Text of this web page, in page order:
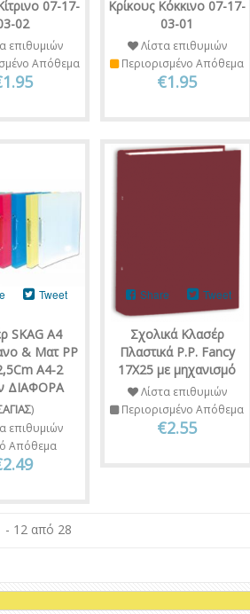
07-17-
02
επιθυμιών
Απόθεμα
Κρίκους Κόκκινο 07-17-
03-01
Λίστα επιθυμιών
Περιορισμένο Απόθεμα
€1.95
SKAG Α4
& Ματ PP
A4-2
ΔΙΑΦΟΡΑ
)
Tweet
επιθυμιών
Απόθεμα
Σχολικά Κλασέρ
Πλαστικά P.P. Fancy
17Χ25 με μηχανισμό
Share Tweet
Λίστα επιθυμιών
Περιορισμένο Απόθεμα
€2.55
- 12 από 28